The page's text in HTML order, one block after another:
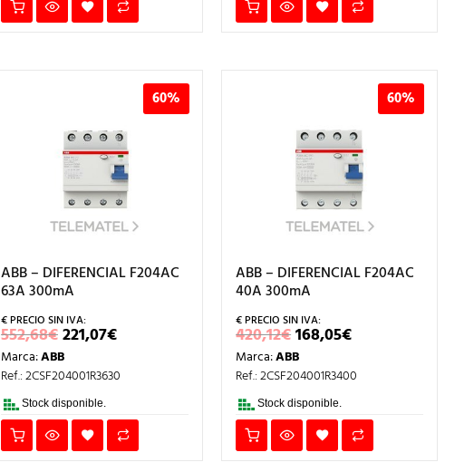
60%
ABB – DIFERENCIAL F204AC
63A 300mA
552,68€EL
PRECIO
ORIGINAL
ERA:
552,68€.
221,07€EL
PRECIO
ES:
Marca:ABB
Ref.: 2CSF204001R3630
Stock disponible.
60%
ABB – DIFERENCIAL F204AC
40A 300mA
420,12€EL
PRECIO
ORIGINAL
ERA:
420,12€.
168,05€EL
PRECIO
ES:
Marca:ABB
Ref.: 2CSF204001R3400
Stock disponible.